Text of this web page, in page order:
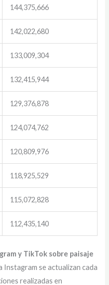
144,375,666
142,022,680
133,009,304
132,415,944
129,376,878
124,074,762
120,809,976
118,925,529
115,072,828
112,435,140
y TikTok sobre paisaje
Instagram se actualizan cada
realizadas en